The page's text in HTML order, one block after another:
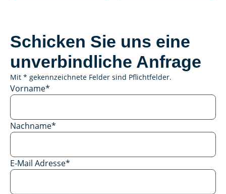
Schicken Sie uns eine
unverbindliche Anfrage
Mit * gekennzeichnete Felder sind Pflichtfelder.
Vorname*
Nachname*
E-Mail Adresse*